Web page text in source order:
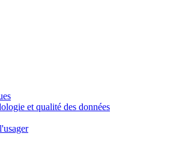
et qualité des données